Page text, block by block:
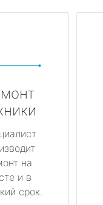
на
и в
срок.